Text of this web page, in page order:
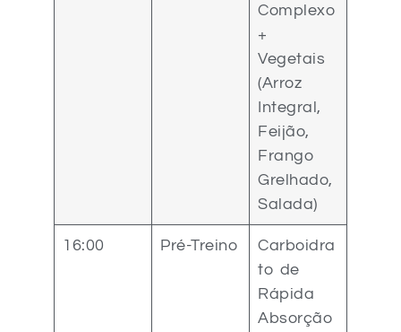
Complexo
+
Vegetais
(Arroz
Integral,
Feijão,
Frango
Grelhado,
Salada)
16:00 Pré-Treino
Carboidra
to de
Rápida
Absorção